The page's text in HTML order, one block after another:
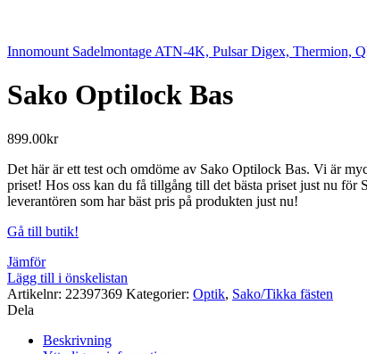
Innomount Sadelmontage ATN-4K, Pulsar Digex, Thermion,
Sako Optilock Bas
899.00kr
Det här är ett test och omdöme av Sako Optilock Bas. Vi är
priset! Hos oss kan du få tillgång till det bästa priset just nu
leverantören som har bäst pris på produkten just nu!
Gå till butik!
Jämför
Lägg till i önskelistan
Artikelnr: 22397369 Kategorier: Optik, Sako/Tikka fästen
Dela
Beskrivning